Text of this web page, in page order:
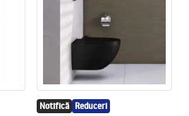
Notifică Reduceri